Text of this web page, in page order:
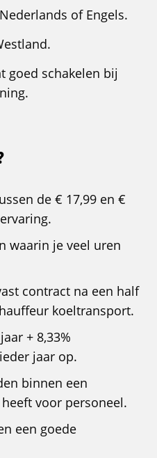
of Engels.
goed schakelen bij
de € 17,99 en €
waarin je veel uren
contract na een half
koeltransport.
+ 8,33%
jaar op.
binnen een
voor personeel.
een goede